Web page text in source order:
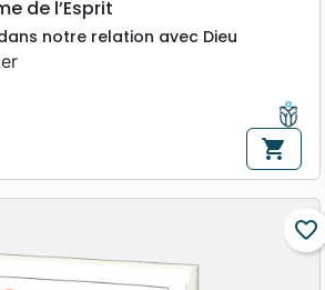
de l’Esprit
notre relation avec Dieu
shopping_cart
favorite_border